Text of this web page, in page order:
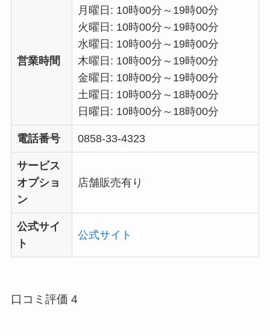
営業時間
月曜日: 10時00分～19時00分
火曜日: 10時00分～19時00分
水曜日: 10時00分～19時00分
木曜日: 10時00分～19時00分
金曜日: 10時00分～19時00分
土曜日: 10時00分～18時00分
日曜日: 10時00分～18時00分
電話番号 0858-33-4323
サービス
オプショ
ン
店舗販売有り
公式サイ
ト
公式サイト
口コミ評価 4